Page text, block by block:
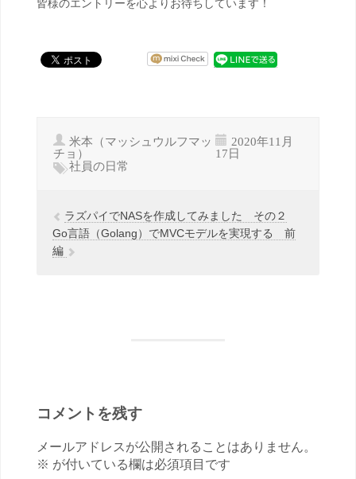
皆様のエントリーを心よりお待ちしています！
米本（マッシュウルフマッ
チョ）
2020年11月
17日
社員の日常
ラズパイでNASを作成してみました その２
Go言語（Golang）でMVCモデルを実現する 前
編
コメントを残す
メールアドレスが公開されることはありません。
※ が付いている欄は必須項目です